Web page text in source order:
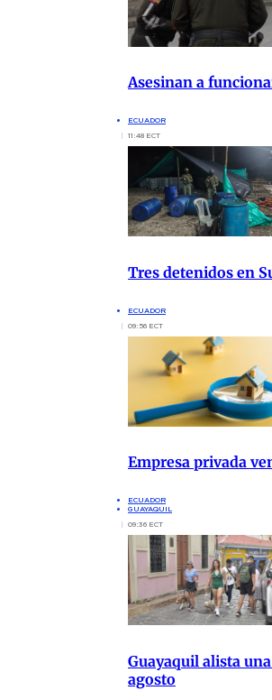
Asesinan a
ECUADOR
11:48 ECT
Tres detenidos en
ECUADOR
09:56 ECT
Empresa privada
ECUADOR
GUAYAQUIL
09:36 ECT
Guayaquil alista
agosto